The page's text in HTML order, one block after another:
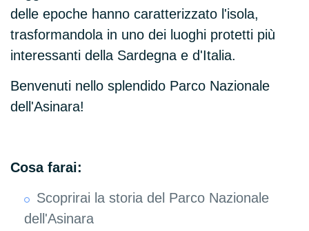
delle epoche hanno caratterizzato l'isola,
trasformandola in uno dei luoghi protetti più
interessanti della Sardegna e d'Italia.
Benvenuti nello splendido Parco Nazionale
dell'Asinara!
Cosa farai:
Scoprirai la storia del Parco Nazionale
dell'Asinara